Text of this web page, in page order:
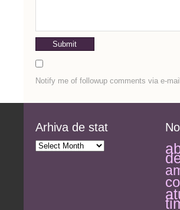
Notify me of followup comments via e-mail
Arhiva de stat
Arhiva
de